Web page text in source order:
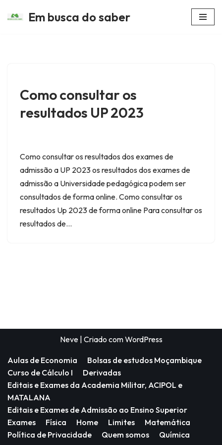
Em busca do saber
Como consultar os
resultados UP 2023
Como consultar os resultados dos exames de
admissão a UP 2023 os resultados dos exames de
admissão a Universidade pedagógica podem ser
consultados de forma online. Como consultar os
resultados Up 2023 de forma online Para consultar os
resultados de…
Neve| Criado comWordPress
Aulas de Economia
Bolsas de estudos Moçambique
Curso de Cálculo I
Derivadas
Editais e Exames da Academia Militar, ACIPOL e
MATALANA
Editais e Exames de Admissão ao Ensino Superior
Exames
Física Home Limites
Matemática
Política de Privacidade
Quem somos Química